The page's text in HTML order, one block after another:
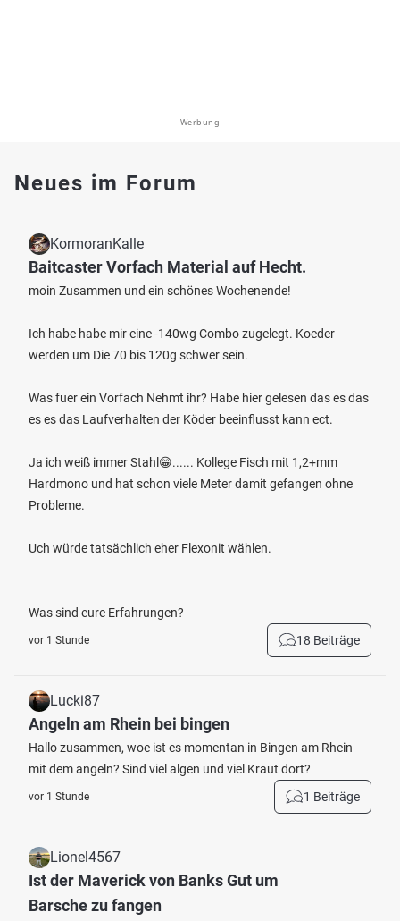
Werbung
Neues im Forum
KormoranKalle
Baitcaster Vorfach Material auf Hecht.
moin Zusammen und ein schönes Wochenende!
Ich habe habe mir eine -140wg Combo zugelegt. Koeder
werden um Die 70 bis 120g schwer sein.
Was fuer ein Vorfach Nehmt ihr? Habe hier gelesen das es das
es es das Laufverhalten der Köder beeinflusst kann ect.
Ja ich weiß immer Stahl😁...... Kollege Fisch mit 1,2+mm
Hardmono und hat schon viele Meter damit gefangen ohne
Probleme.
Uch würde tatsächlich eher Flexonit wählen.
Was sind eure Erfahrungen?
vor 1 Stunde 18 Beiträge
Lucki87
Angeln am Rhein bei bingen
Hallo zusammen, woe ist es momentan in Bingen am Rhein
mit dem angeln? Sind viel algen und viel Kraut dort?
vor 1 Stunde 1 Beiträge
Lionel4567
Ist der Maverick von Banks Gut um
Barsche zu fangen